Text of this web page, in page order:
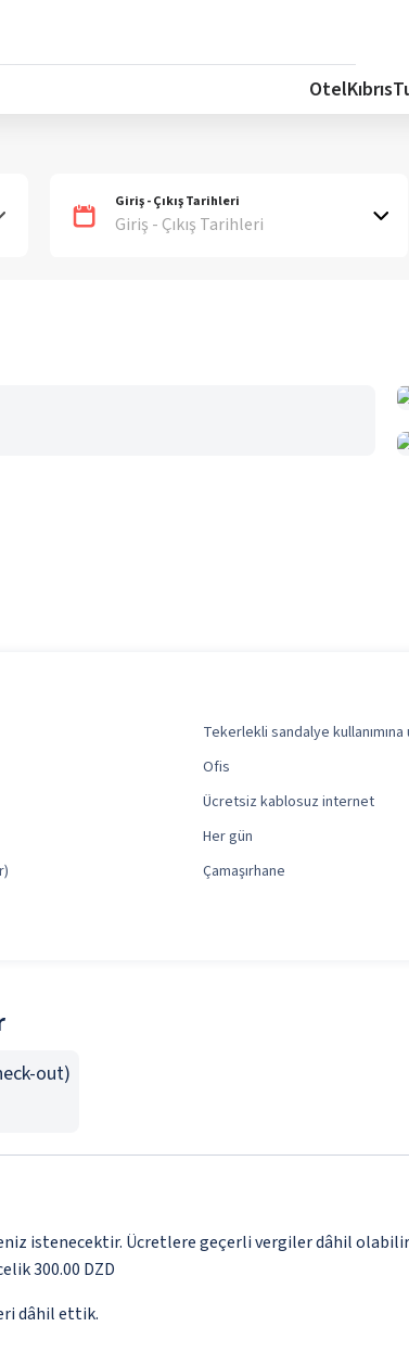
OtelKıbrıs
Giriş - Çıkış Tarihleri
Giriş - Çıkış Tarihleri
Tekerlekli sandalye kullanımına
Ofis
Ücretsiz kablosuz internet
Her gün
Çamaşırhane
out)
istenecektir. Ücretlere geçerli vergiler dâhil
300.00 DZD
dâhil ettik.